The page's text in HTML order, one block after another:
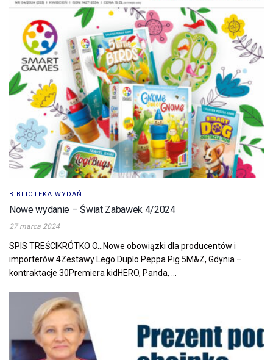
BIBLIOTEKA WYDAŃ
Nowe wydanie – Świat Zabawek 4/2024
27 marca 2024
SPIS TREŚCIKRÓTKO O…Nowe obowiązki dla producentów i
importerów 4Zestawy Lego Duplo Peppa Pig 5M&Z, Gdynia –
kontraktacje 30Premiera kidHERO, Panda, ...